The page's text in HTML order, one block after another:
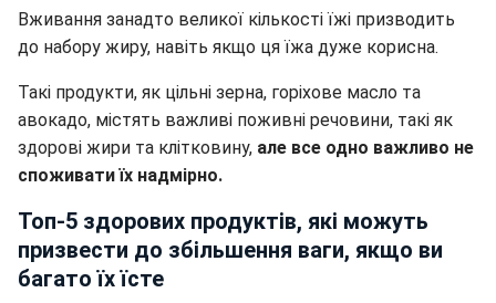
Вживання занадто великої кількості їжі призводить
до набору жиру, навіть якщо ця їжа дуже корисна.
Такі продукти, як цільні зерна, горіхове масло та
авокадо, містять важливі поживні речовини, такі як
здорові жири та клітковину, але все одно важливо не
споживати їх надмірно.
Топ-5 здорових продуктів, які можуть
призвести до збільшення ваги, якщо ви
багато їх їсте